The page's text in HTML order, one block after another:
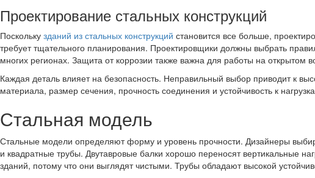
Проектирование стальных конструкций
Поскольку зданий из стальных конструкций становится все больше,
требует тщательного планирования. Проектировщики должны выбрать
многих регионах. Защита от коррозии также важна для работы на открытом
Каждая деталь влияет на безопасность. Неправильный выбор приводит к
материала, размер сечения, прочность соединения и устойчивость к
Стальная модель
Стальные модели определяют форму и уровень прочности. Дизайнеры
и квадратные трубы. Двутавровые балки хорошо переносят вертикальные
зданий, потому что они выглядят чистыми. Трубы обладают высокой